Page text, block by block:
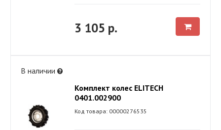
3 105 р.
В наличии
Комплект колес ELITECH
0401.002900
Код товара: 00000276535